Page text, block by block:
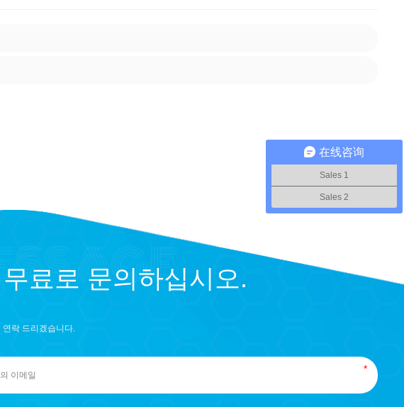
료로 문의하십시오.
연락 드리겠습니다.
在线咨询
Sales 1
Sales 2